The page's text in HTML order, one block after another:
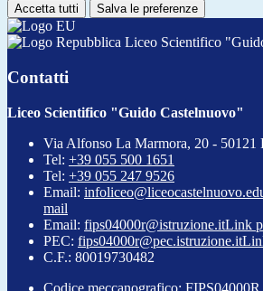
Accetta tutti Salva le preferenze
Liceo Scientifico
Contatti
Liceo Scientifico "Guido Castelnuovo"
Via Alfonso La Marmora, 20 - 50121
Tel: +39 055 500 1651
Tel: +39 055 247 9526
Email:
mail
Email: fips04000r@istruzione.itLink
PEC: fips04000r@pec.istruzione.it
C.F.: 80019730482
Codice meccanografico: FIPS04000R